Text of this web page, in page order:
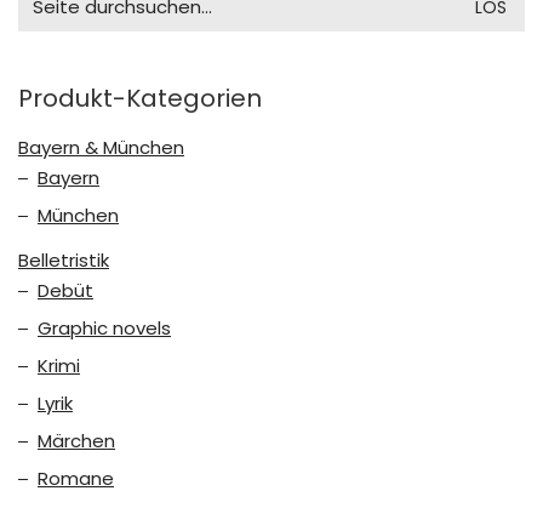
for:
Produkt-Kategorien
Bayern & München
Bayern
München
Belletristik
Debüt
Graphic novels
Krimi
Lyrik
Märchen
Romane